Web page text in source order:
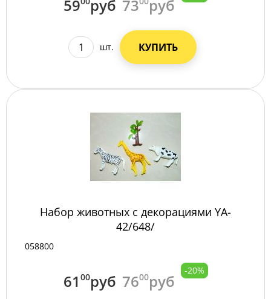
59 руб 73 руб
шт. КУПИТЬ
Набор животных с декорациями YA-
42/648/
058800
61 00руб 7600руб
-20%